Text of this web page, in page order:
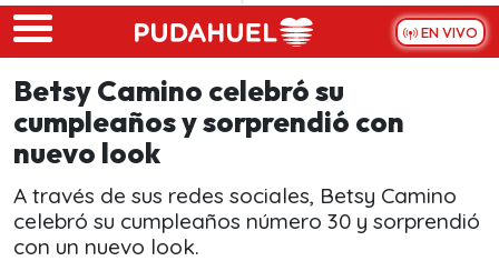
Skip to main content
EN VIVO
Betsy Camino celebró su
cumpleaños y sorprendió con
nuevo look
A través de sus redes sociales, Betsy Camino
celebró su cumpleaños número 30 y sorprendió
con un nuevo look.